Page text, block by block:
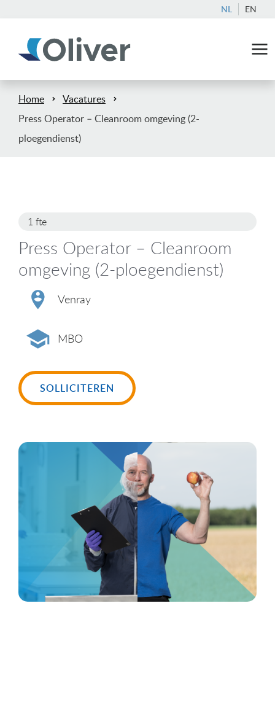
NL EN
Home
Vacatures
Press Operator – Cleanroom omgeving (2-
ploegendienst)
1 fte
Press Operator – Cleanroom
omgeving (2-ploegendienst)
Venray
MBO
SOLLICITEREN